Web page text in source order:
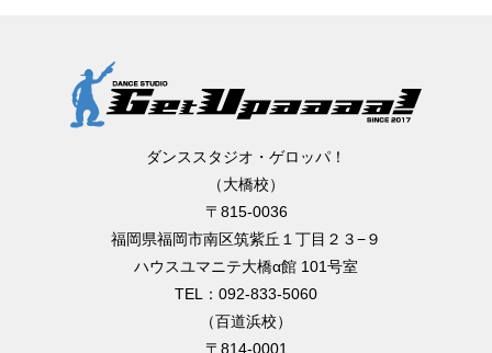
ダンススタジオ・ゲロッパ！
（大橋校）
〒815-0036
福岡県福岡市南区筑紫丘１丁目２３−９
ハウスユマニテ大橋α館 101号室
TEL：092-833-5060
（百道浜校）
〒814-0001